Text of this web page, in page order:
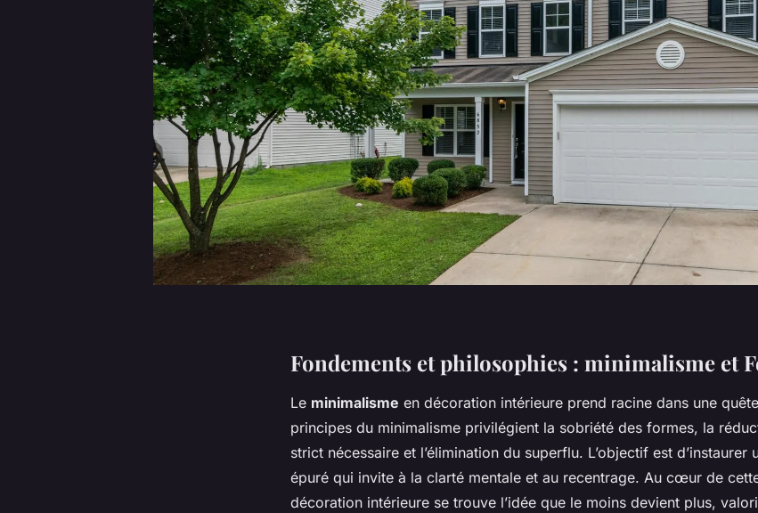
Fondements et philosophies : minimalisme et
Le minimalisme en décoration intérieure prend racine dans une
principes du minimalisme privilégient la sobriété des formes, la
strict nécessaire et l’élimination du superflu. L’objectif est d’instaurer
épuré qui invite à la clarté mentale et au recentrage. Au cœur de
décoration intérieure se trouve l’idée que le moins devient plus,